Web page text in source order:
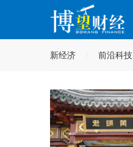
新经济 前沿科技